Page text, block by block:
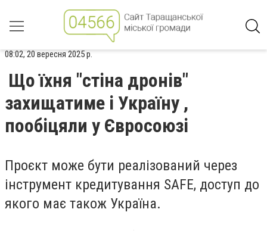
08:02, 20 вересня 2025 р.
Що їхня "стіна дронів"
захищатиме і Україну ,
пообіцяли у Євросоюзі
Проєкт може бути реалізований через
інструмент кредитування SAFE, доступ до
якого має також Україна.